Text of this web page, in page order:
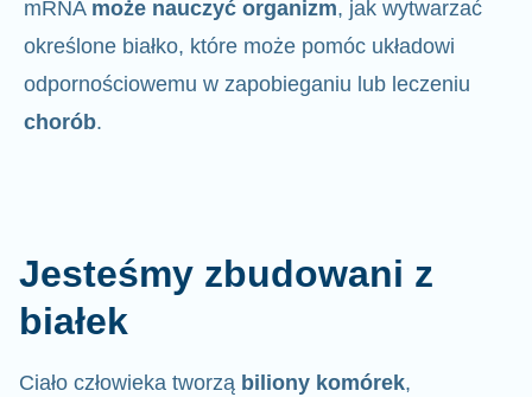
mRNA może nauczyć organizm, jak wytwarzać
określone białko, które może pomóc układowi
odpornościowemu w zapobieganiu lub leczeniu
chorób.
Jesteśmy zbudowani z
białek
Ciało człowieka tworzą biliony komórek,